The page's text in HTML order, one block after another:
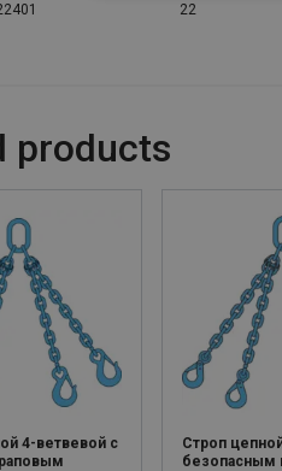
22
products
4-ветвевой с
Строп
безопасным